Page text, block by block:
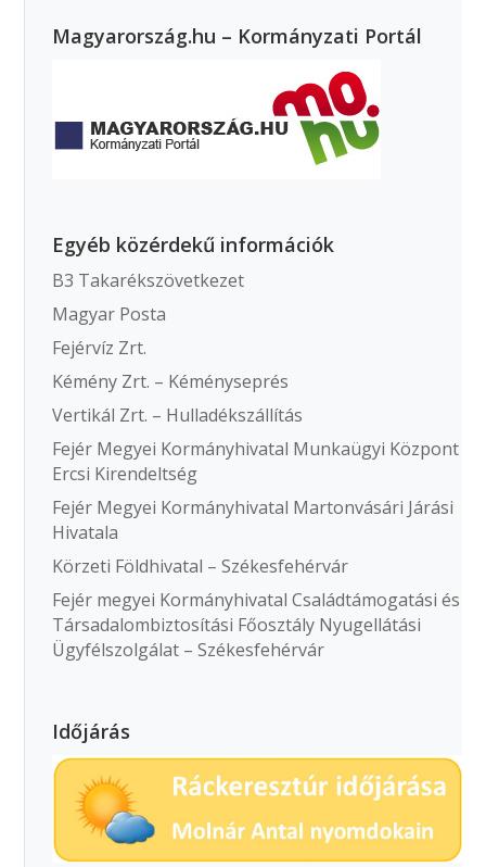
Magyarország.hu – Kormányzati Portál
Egyéb közérdekű információk
B3 Takarékszövetkezet
Magyar Posta
Fejérvíz Zrt.
Kémény Zrt. – Kéményseprés
Vertikál Zrt. – Hulladékszállítás
Fejér Megyei Kormányhivatal Munkaügyi Központ
Ercsi Kirendeltség
Fejér Megyei Kormányhivatal Martonvásári Járási
Hivatala
Körzeti Földhivatal – Székesfehérvár
Fejér megyei Kormányhivatal Családtámogatási és
Társadalombiztosítási Főosztály Nyugellátási
Ügyfélszolgálat – Székesfehérvár
Időjárás